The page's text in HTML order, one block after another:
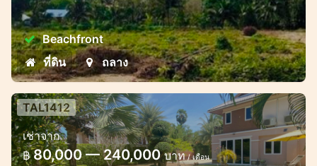
อยู่อาศัยหรือพาณิชยกรรม - การลงทุน: ที่ดินใน
ถลางมีศักยภาพในการเติบโตด้านมูลค่าสูง จึงน่า
ดึงดูดสำหรับการลงทุนระยะยาว
Beachfront
ที่ดิน
ถลาง
วิลล่าหรู 4 ห้องนอนพร้อมสระว่ายน้ำใน
พื้นที่ถลาง
TAL1412
เช่าจาก
฿ 80,000 — 240,000บาท/ เดือน